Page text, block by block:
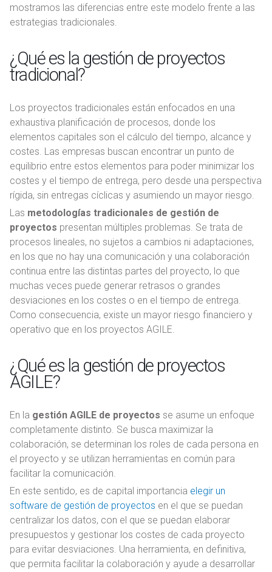
mostramos las diferencias entre este modelo frente a las
estrategias tradicionales.
¿Qué es la gestión de proyectos
tradicional?
Los proyectos tradicionales están enfocados en una
exhaustiva planificación de procesos, donde los
elementos capitales son el cálculo del tiempo, alcance y
costes. Las empresas buscan encontrar un punto de
equilibrio entre estos elementos para poder minimizar los
costes y el tiempo de entrega, pero desde una perspectiva
rígida, sin entregas cíclicas y asumiendo un mayor riesgo.
Las metodologías tradicionales de gestión de
proyectos presentan múltiples problemas. Se trata de
procesos lineales, no sujetos a cambios ni adaptaciones,
en los que no hay una comunicación y una colaboración
continua entre las distintas partes del proyecto, lo que
muchas veces puede generar retrasos o grandes
desviaciones en los costes o en el tiempo de entrega.
Como consecuencia, existe un mayor riesgo financiero y
operativo que en los proyectos AGILE.
¿Qué es la gestión de proyectos
AGILE?
En la gestión AGILE de proyectos se asume un enfoque
completamente distinto. Se busca maximizar la
colaboración, se determinan los roles de cada persona en
el proyecto y se utilizan herramientas en común para
facilitar la comunicación.
En este sentido, es de capital importancia elegir un
software de gestión de proyectos en el que se puedan
centralizar los datos, con el que se puedan elaborar
presupuestos y gestionar los costes de cada proyecto
para evitar desviaciones. Una herramienta, en definitiva,
que permita facilitar la colaboración y ayude a desarrollar